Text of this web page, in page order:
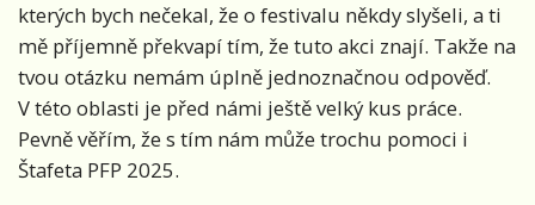
kterých bych nečekal, že o festivalu někdy slyšeli, a ti
mě příjemně překvapí tím, že tuto akci znají. Takže na
tvou otázku nemám úplně jednoznačnou odpověď.
V této oblasti je před námi ještě velký kus práce.
Pevně věřím, že s tím nám může trochu pomoci i
Štafeta PFP 2025.